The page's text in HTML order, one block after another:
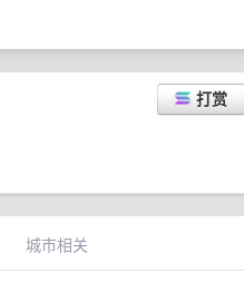
打赏
城市相关